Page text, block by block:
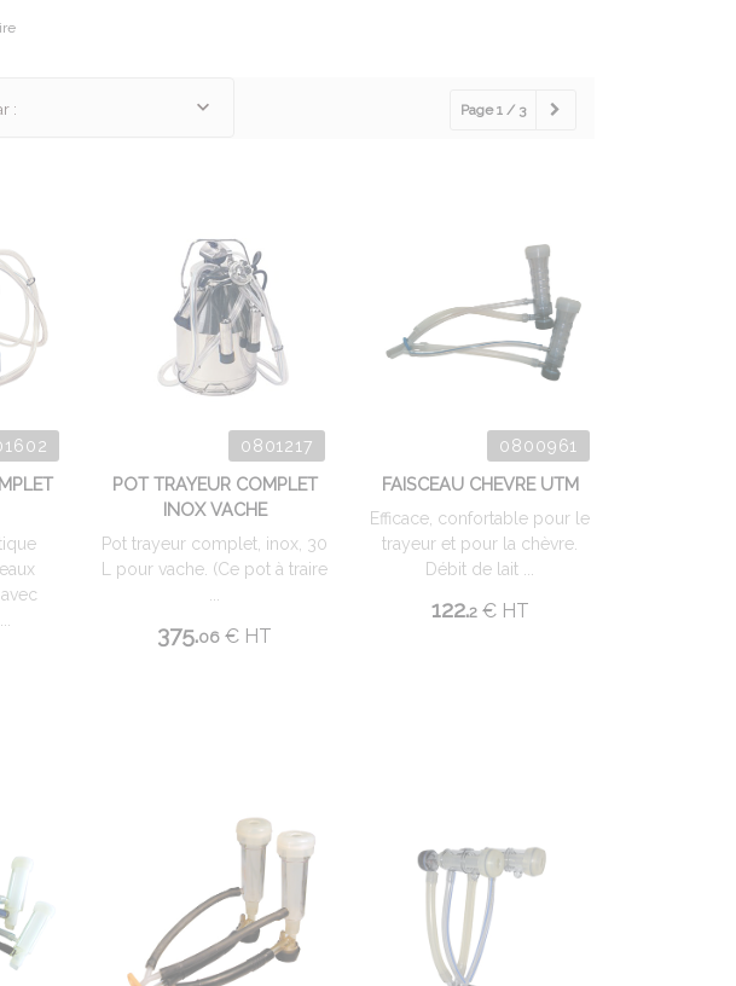
: Page 1 / 3
0801217
POT TRAYEUR COMPLET
INOX VACHE
Pot trayeur complet, inox, 30
L pour vache. (Ce pot à traire
375.06 € HT
0800961
FAISCEAU CHEVRE UTM
Efficace, confortable pour le
trayeur et pour la chèvre.
Débit de lait ...
122.2 €HT